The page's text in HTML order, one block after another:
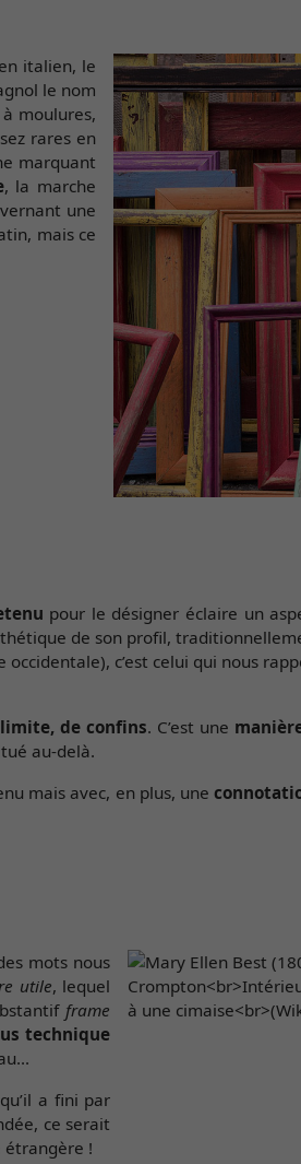
italien, le
le nom
moulures,
rares en
marquant
, la marche
une
mais ce
pour le désigner éclaire un
de son profil,
c’est celui qui nous
limite, de confins. C’est une
au-delà.
mais avec, en plus, une
mots nous
utile, lequel
frame
technique
a fini par
ce serait
étrangère !